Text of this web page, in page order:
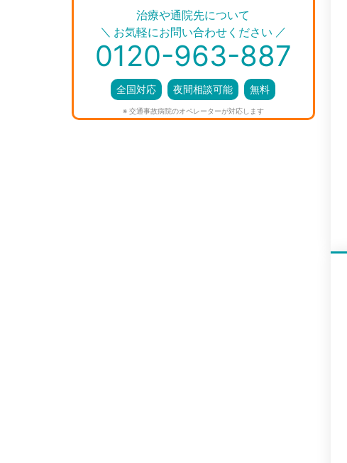
＼ ／
治療や通院先について
お気軽にお問い合わせください
0120-963-887
全国対応 夜間相談可能 無料
※ 交通事故病院のオペレーターが対応します